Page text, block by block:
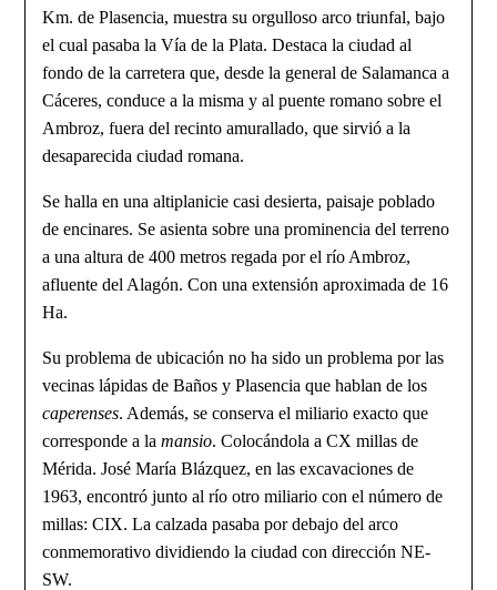
Km. de Plasencia, muestra su orgulloso arco triunfal, bajo
el cual pasaba la Vía de la Plata. Destaca la ciu­dad al
fondo de la carretera que, desde la general de Salamanca a
Cáceres, conduce a la misma y al puente romano sobre el
Ambroz, fuera del recinto amurallado, que sirvió a la
desaparecida ciudad romana.
Se halla en una altiplanicie casi desierta, paisaje poblado
de encinares. Se asienta sobre una prominencia del terreno
a una altura de 400 metros regada por el río Ambroz,
afluente del Alagón. Con una ex­tensión aproximada de 16
Ha.
Su problema de ubicación no ha sido un problema por las
vecinas lápidas de Baños y Plasencia que hablan de los
caperenses. Además, se conserva el miliario exacto que
corresponde a lamansio. Colocándola a CX millas de
Mérida. José María Blázquez, en las excavaciones de
1963, encontró junto al río otro miliario con el número de
millas: CIX. La calzada pasaba por debajo del arco
conmemorativo dividiendo la ciudad con dirección NE-
SW.